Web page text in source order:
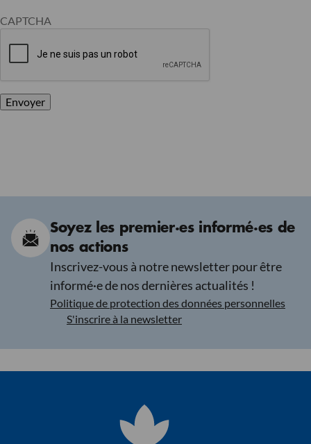
CAPTCHA
Envoyer
Soyez les premier·es informé·es de
nos actions
Inscrivez-vous à notre newsletter pour être
informé·e de nos dernières actualités !
Politique de protection des données personnelles
S'inscrire à la newsletter